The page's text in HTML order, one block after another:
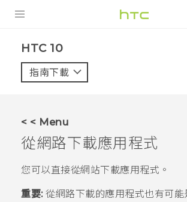
VIVE
應用程式
HTC 10‎
指南下載
< < Menu
從網路下載應用程式
您可以直接從網站下載應用程式。
重要:從網路下載的應用程式也有可能